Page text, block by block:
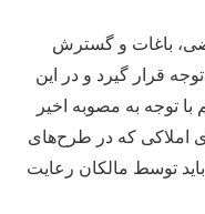
باغات و گسترش
قرار گیرد و در این
توجه به مصوبه اخیر
املاکی که در طرح‌های
توسط مالکان رعایت